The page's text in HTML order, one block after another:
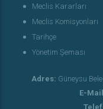
Meclis Kararları
Meclis Komisyonları
Tarihçe
Yönetim Şeması
Adres: Güneysu
E-